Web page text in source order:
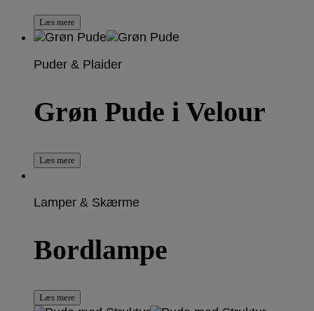
Læs mere
Puder & Plaider
Grøn Pude i Velour
Læs mere
Lamper & Skærme
Bordlampe
Læs mere